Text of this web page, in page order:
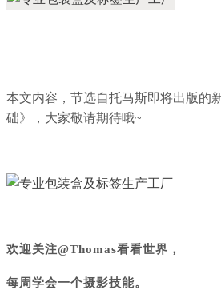
本文内容，节选自托马斯即将出版的
础》，大家敬请期待哦~
欢迎关注@Thomas看看世界，
每周学会一个摄影技能。